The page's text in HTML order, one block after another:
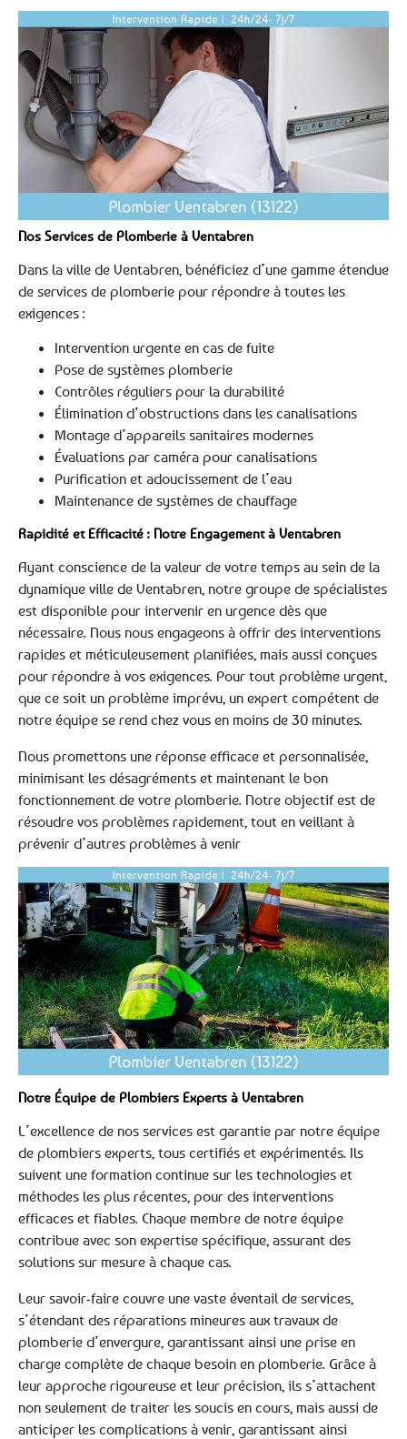
Nos Services de Plomberie à Ventabren
Dans la ville de Ventabren, bénéficiez d’une gamme étendue
de services de plomberie pour répondre à toutes les
exigences :
Intervention urgente en cas de fuite
Pose de systèmes plomberie
Contrôles réguliers pour la durabilité
Élimination d’obstructions dans les canalisations
Montage d’appareils sanitaires modernes
Évaluations par caméra pour canalisations
Purification et adoucissement de l’eau
Maintenance de systèmes de chauffage
Rapidité et Efficacité : Notre Engagement à Ventabren
Ayant conscience de la valeur de votre temps au sein de la
dynamique ville de Ventabren, notre groupe de spécialistes
est disponible pour intervenir en urgence dès que
nécessaire. Nous nous engageons à offrir des interventions
rapides et méticuleusement planifiées, mais aussi conçues
pour répondre à vos exigences. Pour tout problème urgent,
que ce soit un problème imprévu, un expert compétent de
notre équipe se rend chez vous en moins de 30 minutes.
Nous promettons une réponse efficace et personnalisée,
minimisant les désagréments et maintenant le bon
fonctionnement de votre plomberie. Notre objectif est de
résoudre vos problèmes rapidement, tout en veillant à
prévenir d’autres problèmes à venir
Notre Équipe de Plombiers Experts à Ventabren
L’excellence de nos services est garantie par notre équipe
de plombiers experts, tous certifiés et expérimentés. Ils
suivent une formation continue sur les technologies et
méthodes les plus récentes, pour des interventions
efficaces et fiables. Chaque membre de notre équipe
contribue avec son expertise spécifique, assurant des
solutions sur mesure à chaque cas.
Leur savoir-faire couvre une vaste éventail de services,
s’étendant des réparations mineures aux travaux de
plomberie d’envergure, garantissant ainsi une prise en
charge complète de chaque besoin en plomberie. Grâce à
leur approche rigoureuse et leur précision, ils s’attachent
non seulement de traiter les soucis en cours, mais aussi de
anticiper les complications à venir, garantissant ainsi